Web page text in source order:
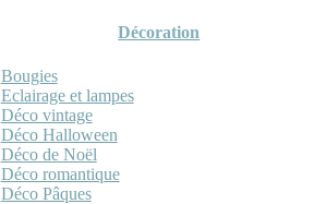
Décoration
Bougies
Eclairage et lampes
Déco vintage
Déco Halloween
Déco de Noël
Déco romantique
Déco Pâques